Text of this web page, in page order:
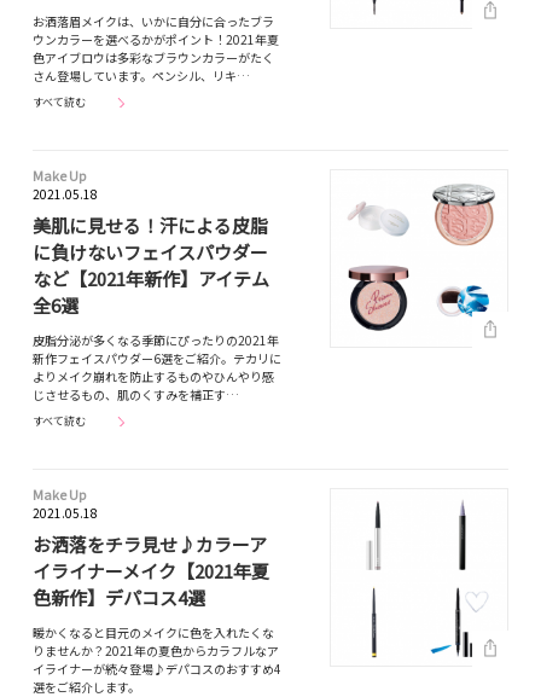
お洒落眉メイクは、いかに自分に合ったブラ
ウンカラーを選べるかがポイント！2021年夏
色アイブロウは多彩なブラウンカラーがたく
さん登場しています。ペンシル、リキ…
すべて読む
Make Up
2021.05.18
美肌に見せる！汗による皮脂
に負けないフェイスパウダー
など【2021年新作】アイテム
全6選
皮脂分泌が多くなる季節にぴったりの2021年
新作フェイスパウダー6選をご紹介。テカリに
よりメイク崩れを防止するものやひんやり感
じさせるもの、肌のくすみを補正す…
すべて読む
Make Up
2021.05.18
お洒落をチラ見せ♪カラーア
イライナーメイク【2021年夏
色新作】デパコス4選
暖かくなると目元のメイクに色を入れたくな
りませんか？2021年の夏色からカラフルなア
イライナーが続々登場♪デパコスのおすすめ4
選をご紹介します。